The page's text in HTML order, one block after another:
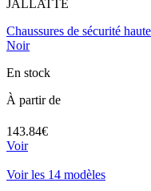
JALLATTE
Chaussures de sécurité
Noir
En stock
À partir de
143.84€
Voir
Voir les 14 modèles